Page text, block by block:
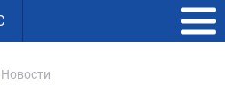
Новости